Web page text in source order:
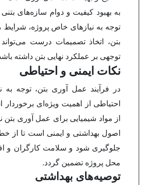
به بهبود کیفیت و دوام سازه‌های
توجه به نیازهای خاص پروژه،
بتن، اتخاذ تصمیمات درست می‌تواند
توجهی بر عملکرد نهایی بتن داشته
نکات ایمنی و احتیاطی
در فرآیند عمل آوری بتن، توجه به
احتیاطی از اهمیت ویژه‌ای
از مواد شیمیایی برای عمل آوری بتن
اصول بهداشتی و ایمنی است تا از
جلوگیری شود و سلامت کارگران و
محل پروژه تضمین گردد.
توصیه‌های بهداشتی